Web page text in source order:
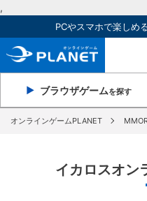
,
PCやスマホで楽しめ
ブラウザゲームを探す
オンラインゲームPLANET
イカロスオン